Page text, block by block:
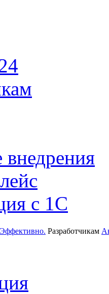
с 1С
Разработчикам